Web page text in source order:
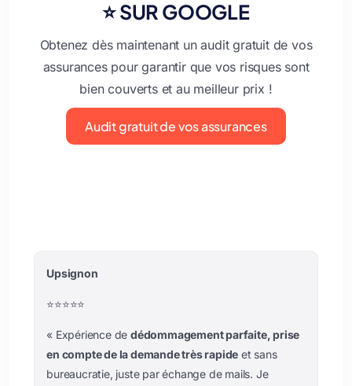
⭐️ SUR GOOGLE
Obtenez dès maintenant un audit gratuit de vos
assurances pour garantir que vos risques sont
bien couverts et au meilleur prix !
Audit gratuit de vos assurances
Upsignon
⭐️⭐️⭐️⭐️⭐️
« Expérience de dédommagement parfaite, prise
en compte de la demande très rapide et sans
bureaucratie, juste par échange de mails. Je